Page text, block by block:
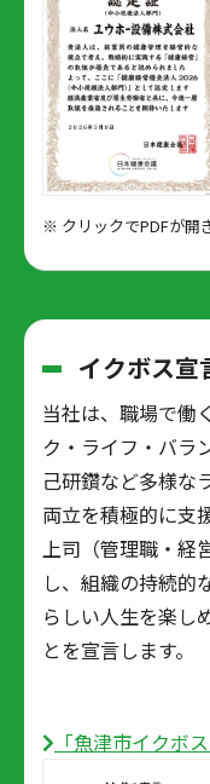
※ クリックでPDFが開
イクボス宣
当社は、職場で働
ク・ライフ・バラ
己研鑽など多様な
両立を積極的に支
上司（管理職・経
し、組織の持続的
らしい人生を楽し
とを宣言します。
「魚津市イクボ